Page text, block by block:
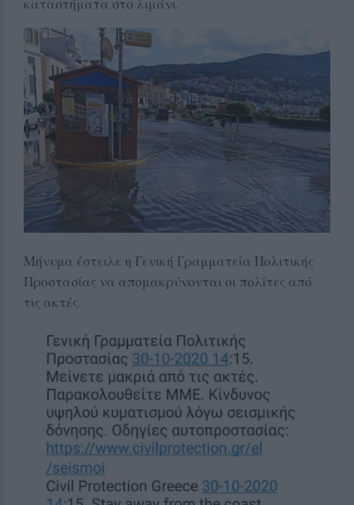
Μήνυμα έστειλε η Γενική Γραμματεία Πολιτικής
Προστασίας να απομακρύνονται οι πολίτες από
τις ακτές.